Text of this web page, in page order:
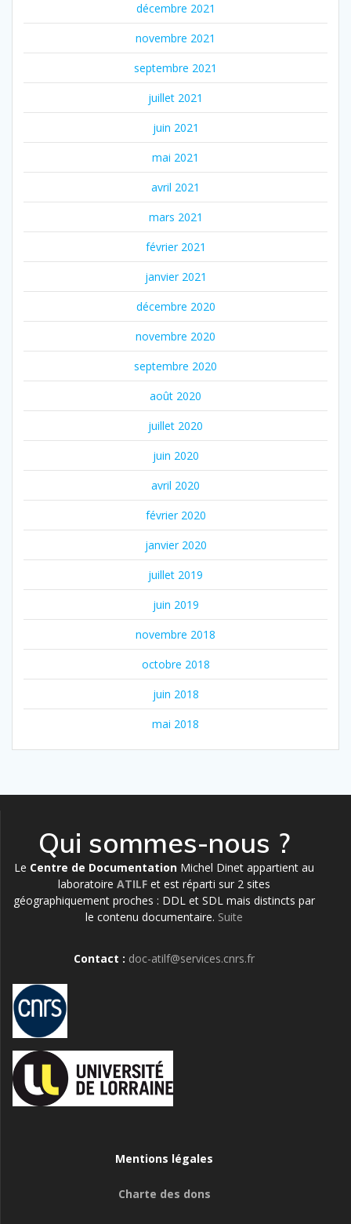
décembre 2021
novembre 2021
septembre 2021
juillet 2021
juin 2021
mai 2021
avril 2021
mars 2021
février 2021
janvier 2021
décembre 2020
novembre 2020
septembre 2020
août 2020
juillet 2020
juin 2020
avril 2020
février 2020
janvier 2020
juillet 2019
juin 2019
novembre 2018
octobre 2018
juin 2018
mai 2018
Qui sommes-nous ?
Le Centre de Documentation Michel Dinet appartient au
laboratoire ATILF et est réparti sur 2 sites
géographiquement proches : DDL et SDL mais distincts par
le contenu documentaire. Suite
Contact : doc-atilf@services.cnrs.fr
Mentions légales
Charte des dons